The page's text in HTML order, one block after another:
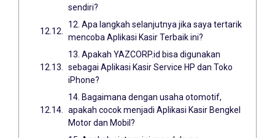
sendiri?
12. Apa langkah selanjutnya jika saya tertarik
mencoba Aplikasi Kasir Terbaik ini?
13. Apakah YAZCORP.id bisa digunakan
sebagai Aplikasi Kasir Service HP dan Toko
iPhone?
14. Bagaimana dengan usaha otomotif,
apakah cocok menjadi Aplikasi Kasir Bengkel
Motor dan Mobil?